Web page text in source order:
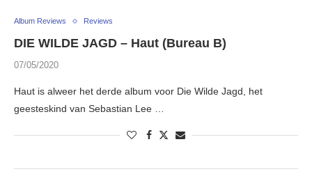
Album Reviews Reviews
DIE WILDE JAGD – Haut (Bureau B)
07/05/2020
Haut is alweer het derde album voor Die Wilde Jagd, het
geesteskind van Sebastian Lee …